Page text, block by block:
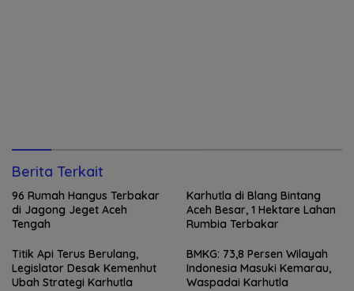
Berita Terkait
96 Rumah Hangus Terbakar
di Jagong Jeget Aceh
Tengah
Karhutla di Blang Bintang
Aceh Besar, 1 Hektare Lahan
Rumbia Terbakar
Titik Api Terus Berulang,
Legislator Desak Kemenhut
Ubah Strategi Karhutla
BMKG: 73,8 Persen Wilayah
Indonesia Masuki Kemarau,
Waspadai Karhutla